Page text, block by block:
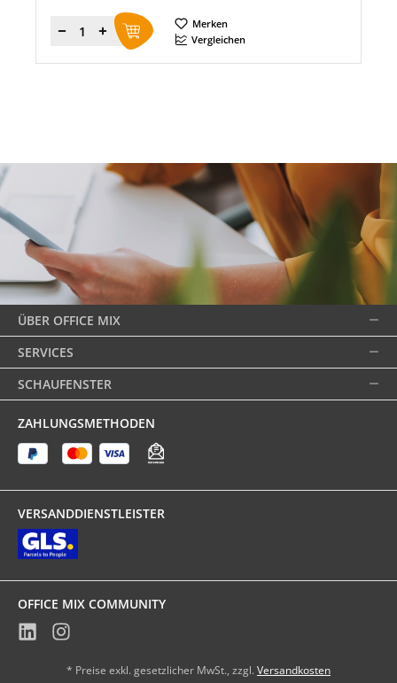
Menge
Merken
Vergleichen
ÜBER OFFICE MIX
SERVICES
SCHAUFENSTER
ZAHLUNGSMETHODEN
VERSANDDIENSTLEISTER
OFFICE MIX COMMUNITY
* Preise exkl. gesetzlicher MwSt., zzgl. Versandkosten